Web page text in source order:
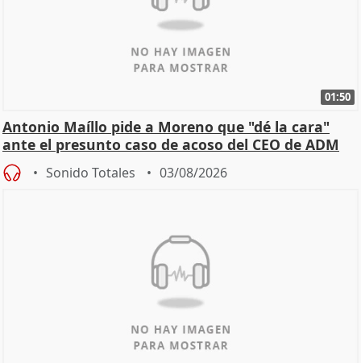
01:50
Antonio Maíllo pide a Moreno que "dé la cara"
ante el presunto caso de acoso del CEO de ADM
Sonido Totales 03/08/2026